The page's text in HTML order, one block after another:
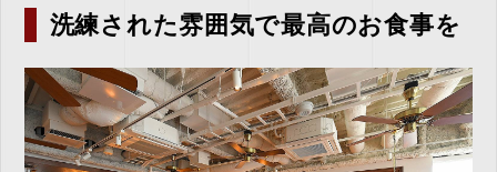
洗練された雰囲気で最高のお食事を